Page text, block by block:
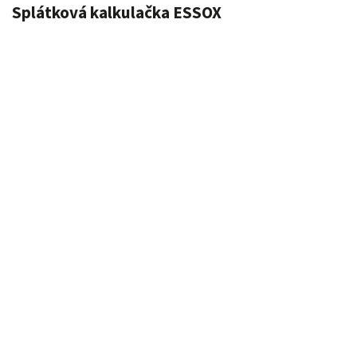
Splátková kalkulačka ESSOX